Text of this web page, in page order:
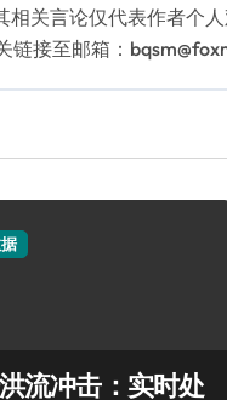
相关言论仅代表作者个
接至邮箱：
流冲击：实时处